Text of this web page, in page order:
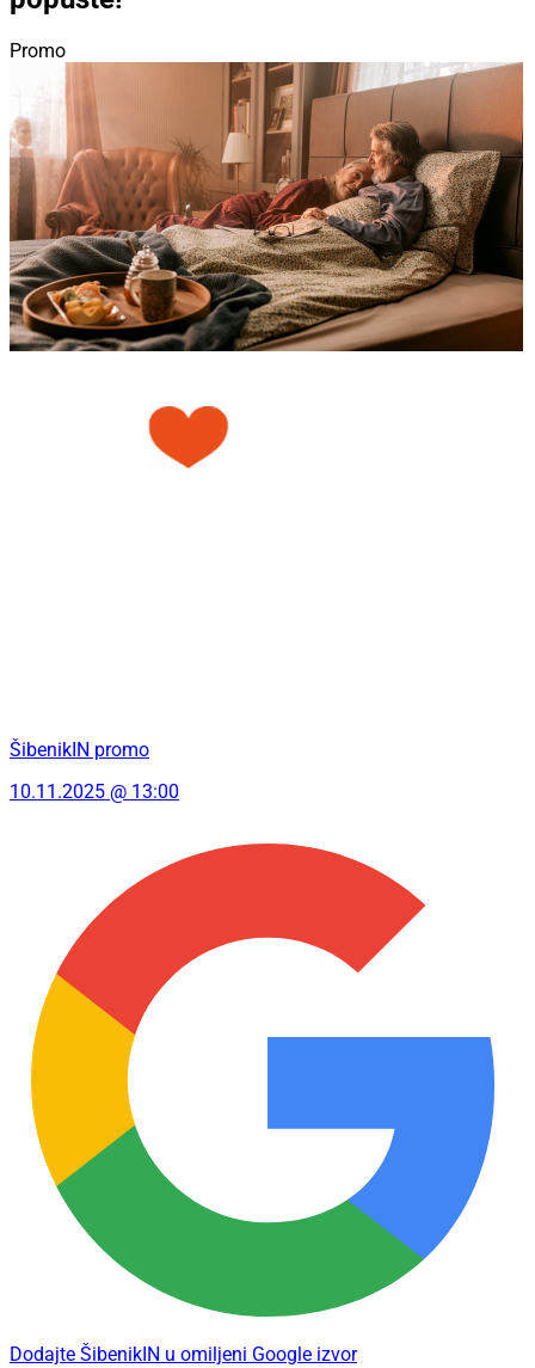
Promo
ŠibenikIN promo
10.11.2025 @ 13:00
Dodajte ŠibenikIN u omiljeni Google izvor